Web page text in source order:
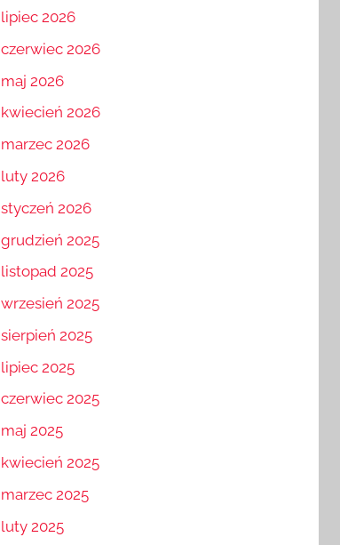
lipiec 2026
czerwiec 2026
maj 2026
kwiecień 2026
marzec 2026
luty 2026
styczeń 2026
grudzień 2025
listopad 2025
wrzesień 2025
sierpień 2025
lipiec 2025
czerwiec 2025
maj 2025
kwiecień 2025
marzec 2025
luty 2025